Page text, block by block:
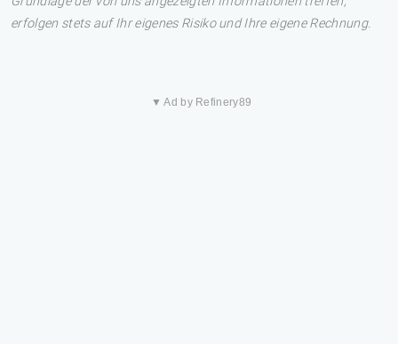
erfolgen stets auf Ihr eigenes Risiko und Ihre eigene Rechnung.
▼ Ad by Refinery89